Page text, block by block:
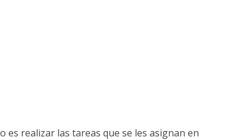
realizar las tareas que se les asignan en